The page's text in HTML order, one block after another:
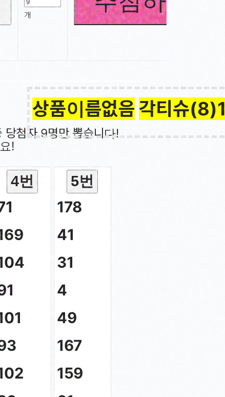
개
상품이름없음 각티슈(8)1
롤휴지(6)
각티슈8 주방세제4
흑마늘엑기스(3)
첨자 9명만 뽑습니다!
!
4번 5번
178
41
31
4
49
167
159